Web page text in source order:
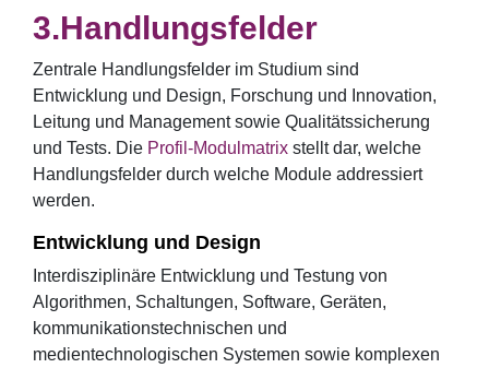
Handlungsfelder
Zentrale Handlungsfelder im Studium sind
Entwicklung und Design, Forschung und Innovation,
Leitung und Management sowie Qualitätssicherung
und Tests. Die Profil-Modulmatrix stellt dar, welche
Handlungsfelder durch welche Module addressiert
werden.
Entwicklung und Design
Interdisziplinäre Entwicklung und Testung von
Algorithmen, Schaltungen, Software, Geräten,
kommunikationstechnischen und
medientechnologischen Systemen sowie komplexen